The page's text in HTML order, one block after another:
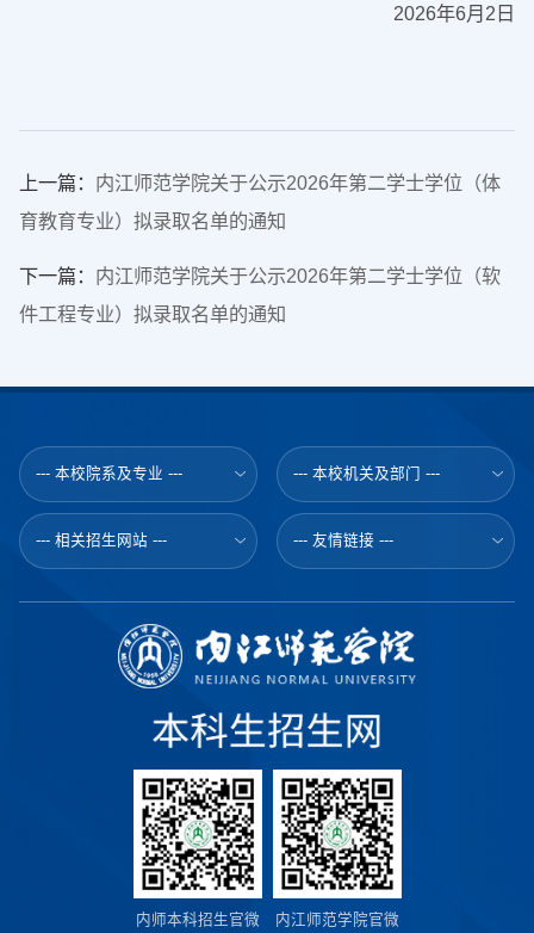
2026年6月2日
上一篇： 内江师范学院关于公示2026年第二学士学位（体
育教育专业）拟录取名单的通知
下一篇： 内江师范学院关于公示2026年第二学士学位（软
件工程专业）拟录取名单的通知
--- 本校院系及专业 --- --- 本校机关及部门 ---
--- 相关招生网站 --- --- 友情链接 ---
内师本科招生官微 内江师范学院官微